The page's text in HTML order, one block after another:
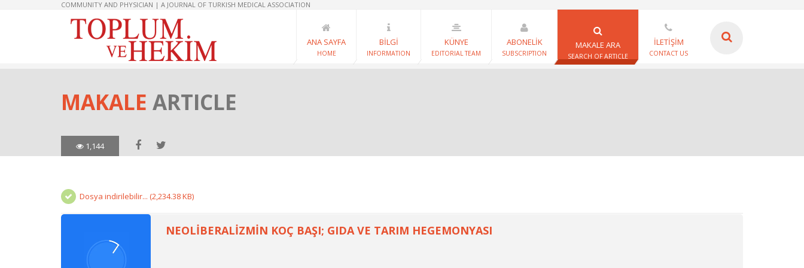
COMMUNITY AND PHYSICIAN | A JOURNAL OF TURKISH MEDICAL ASSOCIATION
ANA SAYFA
HOME
BİLGİ
INFORMATION
KÜNYE
EDITORIAL TEAM
ABONELİK
SUBSCRIPTION
MAKALE ARA
SEARCH OF ARTICLE
İLETİŞİM
CONTACT US
MAKALE ARTICLE
1,144
Dosya indirilebilir... (2,234.38 KB)
NEOLİBERALİZMİN KOÇ BAŞI; GIDA VE TARIM HEGEMONYASI